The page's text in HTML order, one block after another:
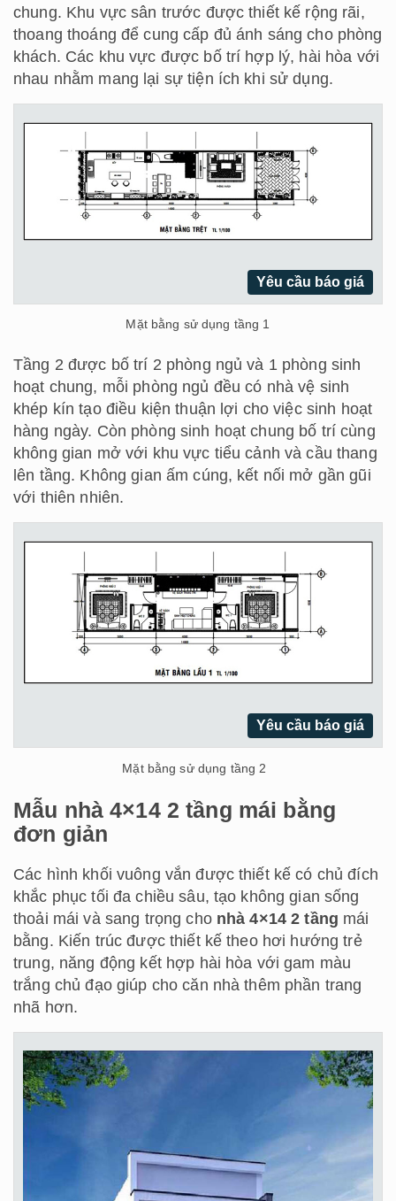
chung. Khu vực sân trước được thiết kế rộng rãi,
thoang thoáng để cung cấp đủ ánh sáng cho phòng
khách. Các khu vực được bố trí hợp lý, hài hòa với
nhau nhằm mang lại sự tiện ích khi sử dụng.
Yêu cầu báo giá
Mặt bằng sử dụng tầng 1
Tầng 2 được bố trí 2 phòng ngủ và 1 phòng sinh
hoạt chung, mỗi phòng ngủ đều có nhà vệ sinh
khép kín tạo điều kiện thuận lợi cho việc sinh hoạt
hàng ngày. Còn phòng sinh hoạt chung bố trí cùng
không gian mở với khu vực tiểu cảnh và cầu thang
lên tầng. Không gian ấm cúng, kết nối mở gần gũi
với thiên nhiên.
Yêu cầu báo giá
Mặt bằng sử dụng tầng 2
Mẫu nhà 4×14 2 tầng mái bằng
đơn giản
Các hình khối vuông vắn được thiết kế có chủ đích
khắc phục tối đa chiều sâu, tạo không gian sống
thoải mái và sang trọng cho nhà 4×14 2 tầng mái
bằng. Kiến trúc được thiết kế theo hơi hướng trẻ
trung, năng động kết hợp hài hòa với gam màu
trắng chủ đạo giúp cho căn nhà thêm phần trang
nhã hơn.